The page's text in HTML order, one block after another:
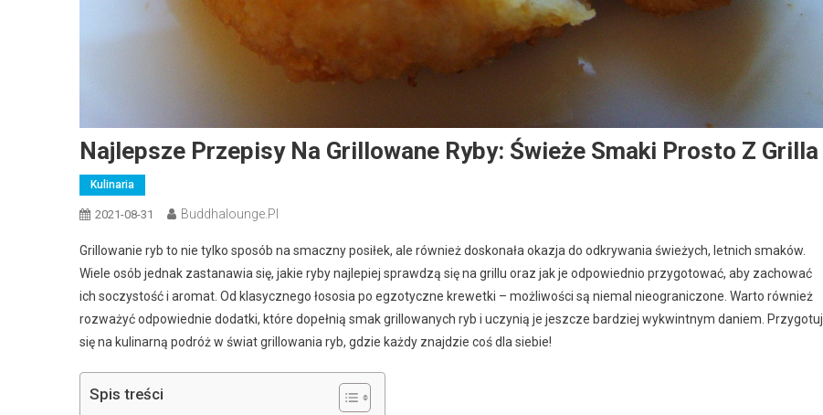
Najlepsze Przepisy Na Grillowane Ryby: Świeże Smaki Prosto Z Grilla
Kulinaria
2021-08-31 Buddhalounge.pl
Grillowanie ryb to nie tylko sposób na smaczny posiłek, ale również doskonała okazja do odkrywania świeżych, letnich smaków.
Wiele osób jednak zastanawia się, jakie ryby najlepiej sprawdzą się na grillu oraz jak je odpowiednio przygotować, aby zachować
ich soczystość i aromat. Od klasycznego łososia po egzotyczne krewetki – możliwości są niemal nieograniczone. Warto również
rozważyć odpowiednie dodatki, które dopełnią smak grillowanych ryb i uczynią je jeszcze bardziej wykwintnym daniem. Przygotuj
się na kulinarną podróż w świat grillowania ryb, gdzie każdy znajdzie coś dla siebie!
Spis treści